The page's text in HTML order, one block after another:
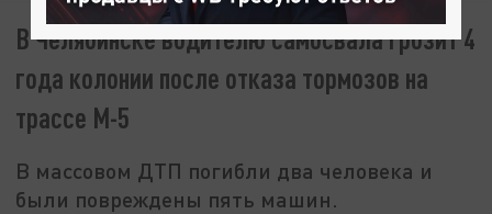
В Челябинске водителю самосвала грозит 4
года колонии после отказа тормозов на
трассе М-5
В массовом ДТП погибли два человека и
были повреждены пять машин.